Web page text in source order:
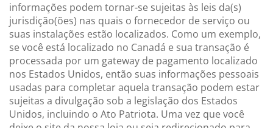
informações podem tornar-se sujeitas às leis da(s)
jurisdição(ões) nas quais o fornecedor de serviço ou
suas instalações estão localizados. Como um exemplo,
se você está localizado no Canadá e sua transação é
processada por um gateway de pagamento localizado
nos Estados Unidos, então suas informações pessoais
usadas para completar aquela transação podem estar
sujeitas a divulgação sob a legislação dos Estados
Unidos, incluindo o Ato Patriota. Uma vez que você